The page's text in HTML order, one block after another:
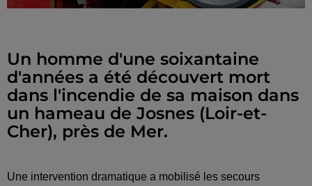
Un homme d'une soixantaine
d'années a été découvert mort
dans l'incendie de sa maison dans
un hameau de Josnes (Loir-et-
Cher), près de Mer.
Une intervention dramatique a mobilisé les secours